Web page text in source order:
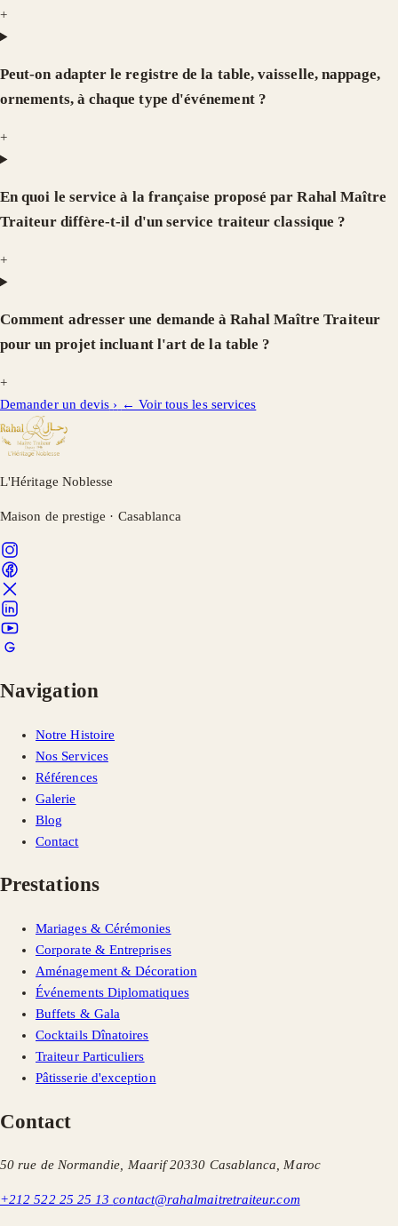
+
Peut-on adapter le registre de la table, vaisselle, nappage,
ornements, à chaque type d'événement ?
+
En quoi le service à la française proposé par Rahal Maître
Traiteur diffère-t-il d'un service traiteur classique ?
+
Comment adresser une demande à Rahal Maître Traiteur
pour un projet incluant l'art de la table ?
+
Demander un devis › ← Voir tous les services
L'Héritage Noblesse
Maison de prestige · Casablanca
Navigation
Notre Histoire
Nos Services
Références
Galerie
Blog
Contact
Prestations
Mariages & Cérémonies
Corporate & Entreprises
Aménagement & Décoration
Événements Diplomatiques
Buffets & Gala
Cocktails Dînatoires
Traiteur Particuliers
Pâtisserie d'exception
Contact
50 rue de Normandie, Maarif 20330 Casablanca, Maroc
+212 522 25 25 13contact@rahalmaitretraiteur.com